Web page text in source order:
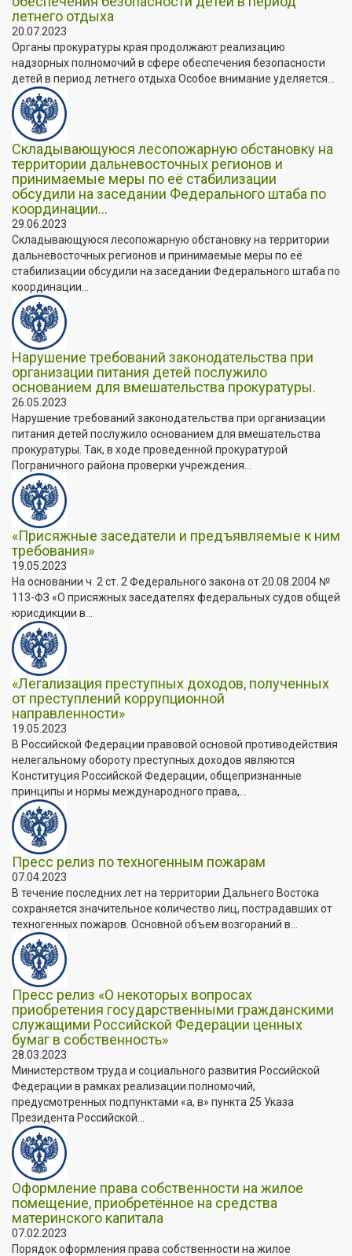
летнего отдыха
20.07.2023
Органы прокуратуры края продолжают реализацию
надзорных полномочий в сфере обеспечения безопасности
детей в период летнего отдыха Особое внимание уделяется...
Складывающуюся лесопожарную обстановку на
территории дальневосточных регионов и
принимаемые меры по её стабилизации
обсудили на заседании Федерального штаба по
координации...
29.06.2023
Складывающуюся лесопожарную обстановку на территории
дальневосточных регионов и принимаемые меры по её
стабилизации обсудили на заседании Федерального штаба по
координации...
Нарушение требований законодательства при
организации питания детей послужило
основанием для вмешательства прокуратуры.
26.05.2023
Нарушение требований законодательства при организации
питания детей послужило основанием для вмешательства
прокуратуры. Так, в ходе проведенной прокуратурой
Пограничного района проверки учреждения...
«Присяжные заседатели и предъявляемые к ним
требования»
19.05.2023
На основании ч. 2 ст. 2 Федерального закона от 20.08.2004 №
113-ФЗ «О присяжных заседателях федеральных судов общей
юрисдикции в...
«Легализация преступных доходов, полученных
от преступлений коррупционной
направленности»
19.05.2023
В Российской Федерации правовой основой противодействия
нелегальному обороту преступных доходов являются
Конституция Российской Федерации, общепризнанные
принципы и нормы международного права,...
Пресс релиз по техногенным пожарам
07.04.2023
В течение последних лет на территории Дальнего Востока
сохраняется значительное количество лиц, пострадавших от
техногенных пожаров. Основной объем возгораний в...
Пресс релиз «О некоторых вопросах
приобретения государственными гражданскими
служащими Российской Федерации ценных
бумаг в собственность»
28.03.2023
Министерством труда и социального развития Российской
Федерации в рамках реализации полномочий,
предусмотренных подпунктами «а, в» пункта 25 Указа
Президента Российской...
Оформление права собственности на жилое
помещение, приобретённое на средства
материнского капитала
07.02.2023
Порядок оформления права собственности на жилое